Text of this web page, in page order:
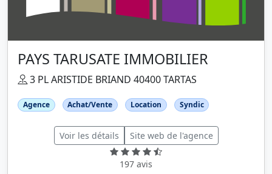
PAYS TARUSATE IMMOBILIER
3 PL ARISTIDE BRIAND 40400 TARTAS
Agence Achat/Vente Location Syndic
Voir les détails Site web de l'agence
197 avis